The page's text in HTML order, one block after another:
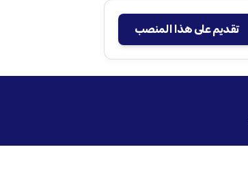
تقديم على هذا المنصب